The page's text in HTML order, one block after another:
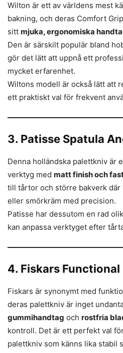
Wilton är ett av världens mest
bakning, och deras Comfort
sitt mjuka, ergonomiska
Den är särskilt populär bland
gör det lätt att uppnå ett
mycket erfarenhet.
Wiltons modell är också lätt att
ett praktiskt val för frekvent
3. Patisse Spatula
Denna holländska palettkniv är
verktyg med matt finish och
till tårtor och större bakverk
eller smörkräm med precision.
Patisse har dessutom en rad
kan anpassa verktyget efter
4. Fiskars
Fiskars är synonymt med
deras palettkniv är inget
gummihandtag och rostfria
kontroll. Det är ett perfekt val
palettkniv som känns lika stabil